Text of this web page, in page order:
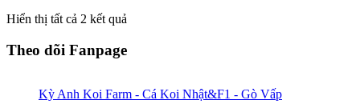
Hiển thị tất cả 2 kết quả
Theo dõi Fanpage
Kỳ Anh Koi Farm - Cá Koi Nhật&F1 - Gò Vấp